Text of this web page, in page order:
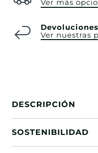
Ver más
Ver nuestras
DESCRIPCIÓN
SOSTENIBILIDAD